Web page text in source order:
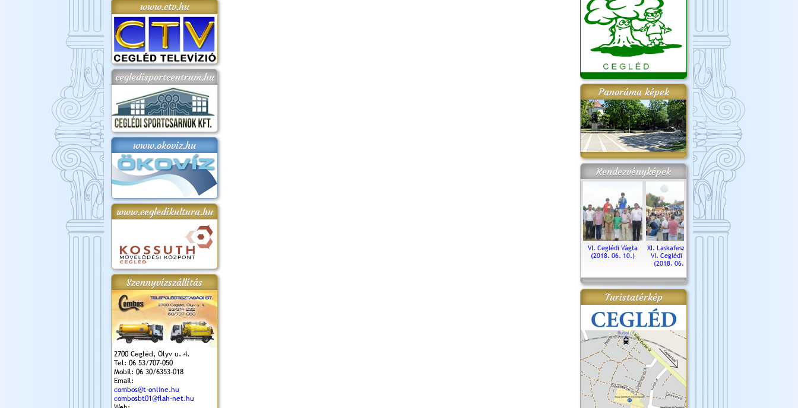
www.ctv.hu
cegledisportcentrum.hu
www.okoviz.hu
www.cegledikultura.hu
Szennyvízszállítás
2700 Cegléd, Ölyv u. 4.
Tel: 06 53/707-050
Mobil: 06 30/6353-018
Email:
combos@t-online.hu
combosbt01@flah-net.hu
Panoráma képek
Rendezvényképek
VI. Ceglédi Vágta
(2018. 06. 10.)
XI. Laskafesztivál és
VI. Ceglédi Vágta
(2018. 06. 10.)
Városnapok 2018.
Kossuth Toborzó
Ünnepély
Szent István Ünnepe
(2017. 08. 20.)
Turistatérkép